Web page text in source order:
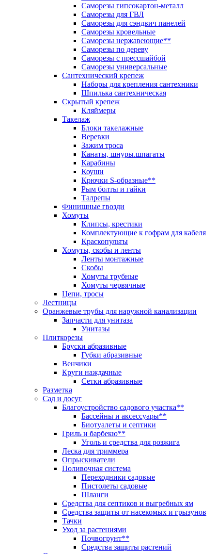
Саморезы гипсокартон-металл
Саморезы для ГВЛ
Саморезы для сэндвич панелей
Саморезы кровельные
Саморезы нержавеющие**
Саморезы по дереву
Саморезы с прессшайбой
Саморезы универсальные
Сантехнический крепеж
Наборы для крепления сантехники
Шпилька сантехническая
Скрытый крепеж
Кляймеры
Такелаж
Блоки такелажные
Веревки
Зажим троса
Канаты, шнуры.шпагаты
Карабины
Коуши
Крючки S-образные**
Рым болты и гайки
Талрепы
Финишные гвозди
Хомуты
Клипсы, крестики
Комплектующие к гофрам для кабеля
Краскопульты
Хомуты, скобы и ленты
Ленты монтажные
Скобы
Хомуты трубные
Хомуты червячные
Цепи, тросы
Лестницы
Оранжевые трубы для наружной канализации
Запчасти для унитаза
Унитазы
Плиткорезы
Бруски абразивные
Губки абразивные
Венчики
Круги наждачные
Сетки абразивные
Разметка
Сад и досуг
Благоустройство садового участка**
Бассейны и аксессуары**
Биотуалеты и септики
Гриль и барбекю**
Уголь и средства для розжига
Леска для триммера
Опрыскиватели
Поливочная система
Переходники садовые
Пистолеты садовые
Шланги
Средства для септиков и выгребных ям
Средства защиты от насекомых и грызунов
Тачки
Уход за растениями
Почвогрунт**
Средства защиты растений